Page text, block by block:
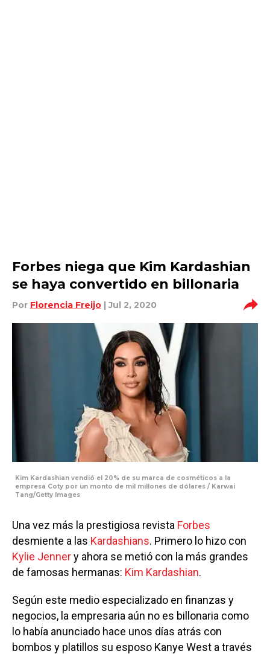
Forbes niega que Kim Kardashian
se haya convertido en billonaria
Por Florencia Freijo | Jul 2, 2020
Kim Kardashian vendió el 20% de su marca de cosméticos a la
empresa Coty por un monto de mil millones de dólares / Karwai
Tang/Getty Images
Una vez más la prestigiosa revista Forbes
desmiente a las Kardashians. Primero lo hizo con
Kylie Jennery ahora se metió con la más grandes
de famosas hermanas: Kim Kardashian.
Según este medio especializado en finanzas y
negocios, la empresaria aún no es billonaria como
lo había anunciado hace unos días atrás con
bombos y platillos su esposo Kanye West a través